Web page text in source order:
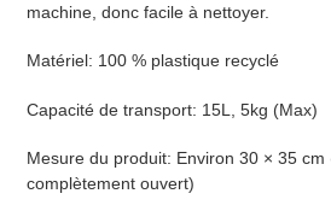
machine, donc facile à nettoyer.
Matériel: 100 % plastique recyclé
Capacité de transport: 15L, 5kg (Max)
Mesure du produit: Environ 30 × 35 cm
complètement ouvert)